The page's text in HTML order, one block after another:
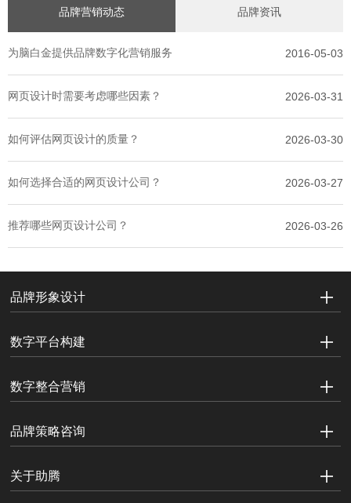
品牌营销动态 品牌资讯
为脑白金提供品牌数字化营销服务 2016-05-03
网页设计时需要考虑哪些因素？ 2026-03-31
如何评估网页设计的质量？ 2026-03-30
如何选择合适的网页设计公司？ 2026-03-27
推荐哪些网页设计公司？ 2026-03-26
品牌形象设计
数字平台构建
数字整合营销
品牌策略咨询
关于助腾